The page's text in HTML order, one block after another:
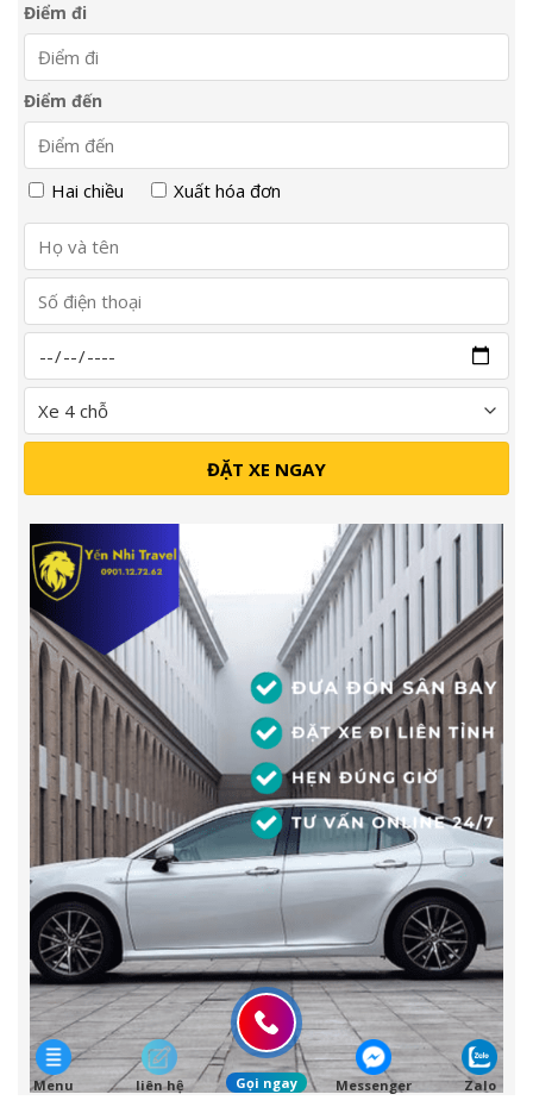
Điểm đi
Điểm đến
Hai chiều Xuất hóa đơn
Menu liên hệ Gọi ngay Messenger Zalo